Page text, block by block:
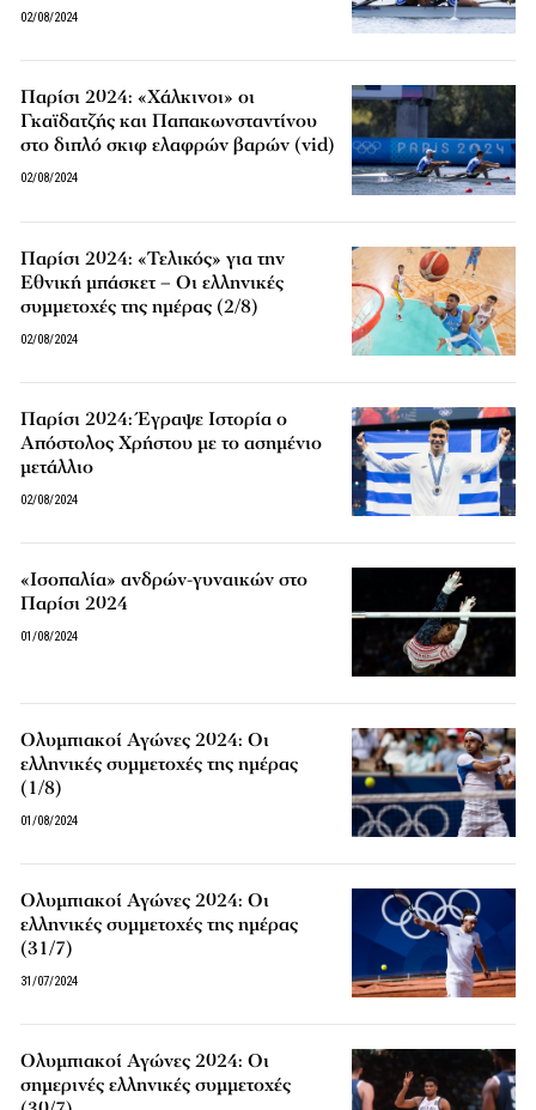
02/08/2024
Παρίσι 2024: «Χάλκινοι» οι
Γκαϊδατζής και Παπακωνσταντίνου
στο διπλό σκιφ ελαφρών βαρών (vid)
02/08/2024
Παρίσι 2024: «Τελικός» για την
Εθνική μπάσκετ – Οι ελληνικές
συμμετοχές της ημέρας (2/8)
02/08/2024
Παρίσι 2024: Έγραψε Ιστορία ο
Απόστολος Χρήστου με το ασημένιο
μετάλλιο
02/08/2024
«Ισοπαλία» ανδρών-γυναικών στο
Παρίσι 2024
01/08/2024
Ολυμπιακοί Αγώνες 2024: Οι
ελληνικές συμμετοχές της ημέρας
(1/8)
01/08/2024
Ολυμπιακοί Αγώνες 2024: Οι
ελληνικές συμμετοχές της ημέρας
(31/7)
31/07/2024
Ολυμπιακοί Αγώνες 2024: Οι
σημερινές ελληνικές συμμετοχές